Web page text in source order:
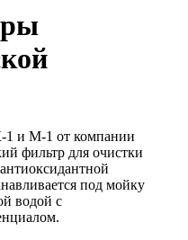
1 и М-1 от компании
фильтр для очистки
под мойку
водой с